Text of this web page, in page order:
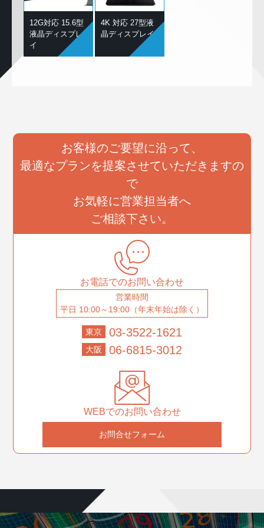
12G対応 15.6型
液晶ディスプレ
イ
4K 対応 27型液
晶ディスプレイ
お客様のご要望に沿って、
最適なプランを提案させていただきますの
で
お気軽に営業担当者へ
ご相談下さい。
お電話でのお問い合わせ
営業時間
平日 10:00～19:00（年末年始は除く）
東京 03-3522-1621
大阪 06-6815-3012
WEBでのお問い合わせ
お問合せフォーム